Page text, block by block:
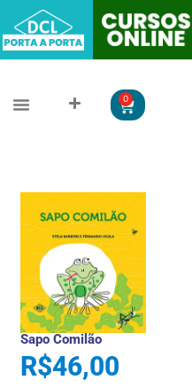
0
Sapo Comilão
R$46,00